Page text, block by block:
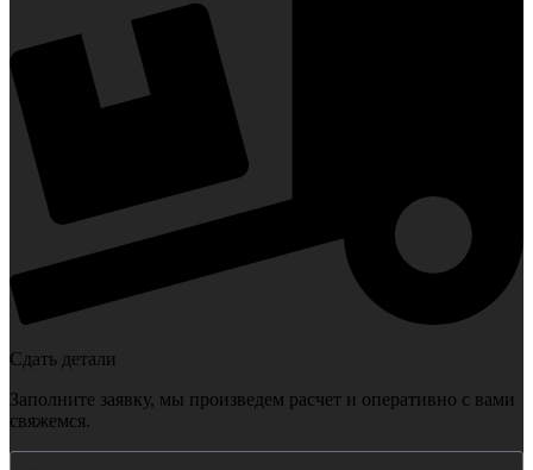
Сдать детали
Заполните заявку, мы произведем расчет и оперативно с вами
свяжемся.